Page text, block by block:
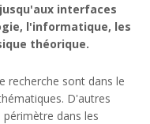
interfaces
l'informatique, les
théorique.
recherche sont dans le
D'autres
dans les